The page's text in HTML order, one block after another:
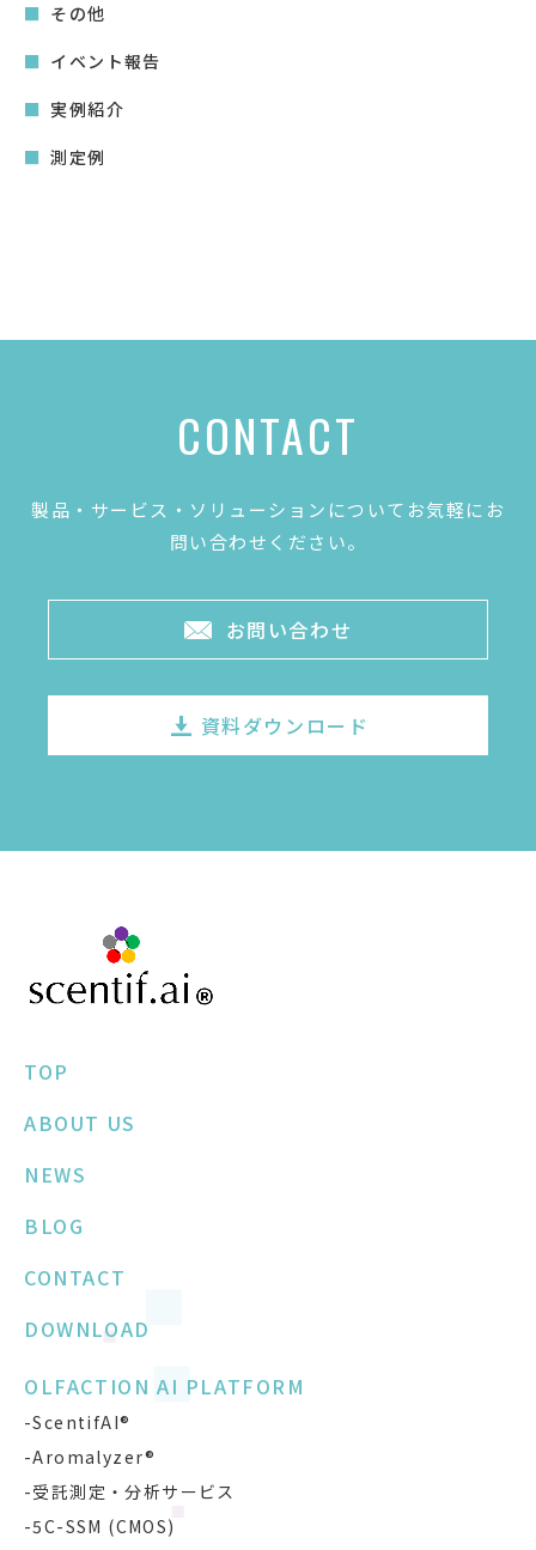
その他
イベント報告
実例紹介
測定例
CONTACT
製品・サービス・ソリューションについてお気軽にお
問い合わせください。
お問い合わせ
資料ダウンロード
TOP
ABOUT US
NEWS
BLOG
CONTACT
DOWNLOAD
OLFACTION AI PLATFORM
-ScentifAI®
-Aromalyzer®
-受託測定・分析サービス
-5C-SSM (CMOS)